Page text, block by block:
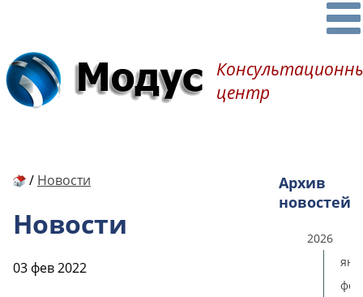
центр
/ Новости
Новости
03 фев 2022
Архив
новостей
2026